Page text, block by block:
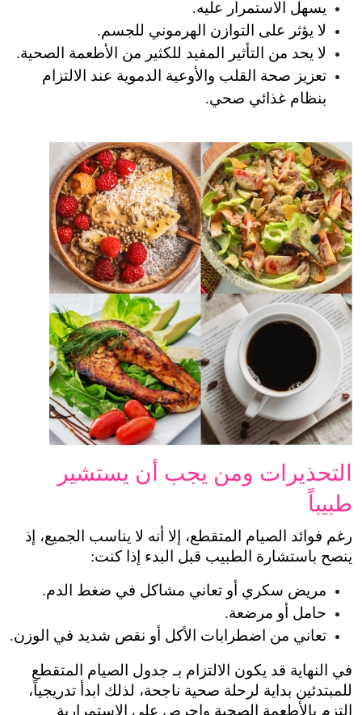
يسهل الاستمرار عليه.
لا يؤثر على التوازن الهرموني للجسم.
لا يحد من التأثير المفيد للكثير من الأطعمة الصحية.
بنظام غذائي صحي.
طبيباً
ينصح باستشارة الطبيب قبل البدء إذا كنت:
مريض سكري أو تعاني مشاكل في ضغط الدم.
حامل أو مرضعة.
تعاني من اضطرابات الأكل أو نقص شديد في الوزن.